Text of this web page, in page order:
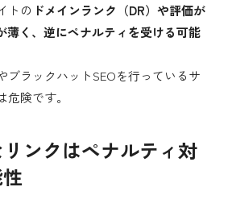
トの ドメインランク（DR）や評価が
薄く、逆にペナルティを受ける可能
ブラックハットSEOを行っているサ
険です。
リンクはペナルティ対